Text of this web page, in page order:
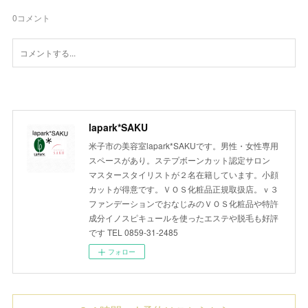
0コメント
lapark*SAKU
米子市の美容室lapark*SAKUです。男性・女性専用
スペースがあり。ステプボーンカット認定サロン
マスタースタイリストが２名在籍しています。小顔
カットが得意です。ＶＯＳ化粧品正規取扱店。ｖ３
ファンデーションでおなじみのＶＯＳ化粧品や特許
成分イノスピキュールを使ったエステや脱毛も好評
です TEL 0859-31-2485
フォロー